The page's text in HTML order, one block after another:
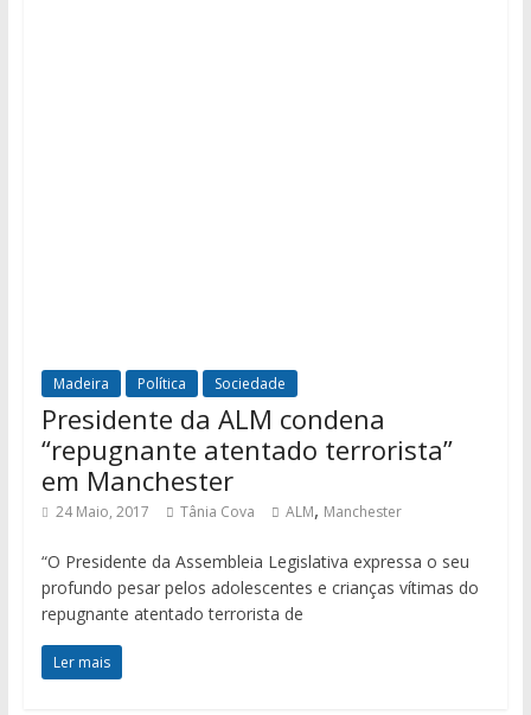
Madeira Política Sociedade
Presidente da ALM condena
“repugnante atentado terrorista”
em Manchester
24 Maio, 2017 Tânia Cova ALM, Manchester
“O Presidente da Assembleia Legislativa expressa o seu
profundo pesar pelos adolescentes e crianças vítimas do
repugnante atentado terrorista de
Ler mais